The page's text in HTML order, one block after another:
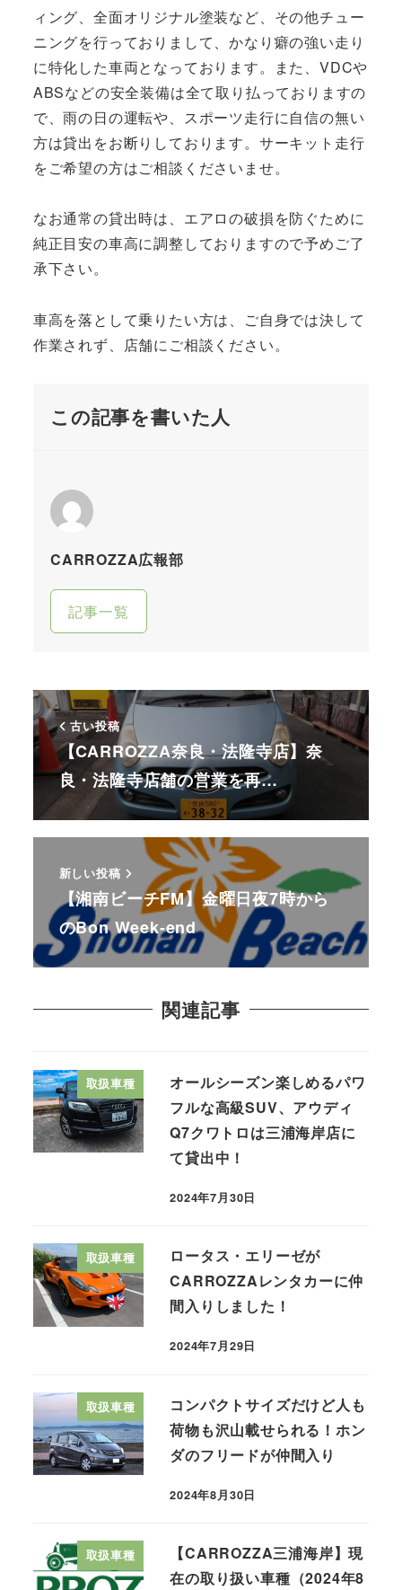
ィング、全面オリジナル塗装など、その他チュー
ニングを行っておりまして、かなり癖の強い走り
に特化した車両となっております。また、VDCや
ABSなどの安全装備は全て取り払っておりますの
で、雨の日の運転や、スポーツ走行に自信の無い
方は貸出をお断りしております。サーキット走行
をご希望の方はご相談くださいませ。
なお通常の貸出時は、エアロの破損を防ぐために
純正目安の車高に調整しておりますので予めご了
承下さい。
車高を落として乗りたい方は、ご自身では決して
作業されず、店舗にご相談ください。
この記事を書いた人
CARROZZA広報部
記事一覧
古い投稿
【CARROZZA奈良・法隆寺店】奈
良・法隆寺店舗の営業を再…
新しい投稿
【湘南ビーチFM】金曜日夜7時から
のBon Week-end
関連記事
取扱車種
オールシーズン楽しめるパワ
フルな高級SUV、アウディ
Q7クワトロは三浦海岸店に
て貸出中！
2024年7月30日
取扱車種
ロータス・エリーゼが
CARROZZAレンタカーに仲
間入りしました！
2024年7月29日
取扱車種
コンパクトサイズだけど人も
荷物も沢山載せられる！ホン
ダのフリードが仲間入り
2024年8月30日
取扱車種
【CARROZZA三浦海岸】現
在の取り扱い車種（2024年8